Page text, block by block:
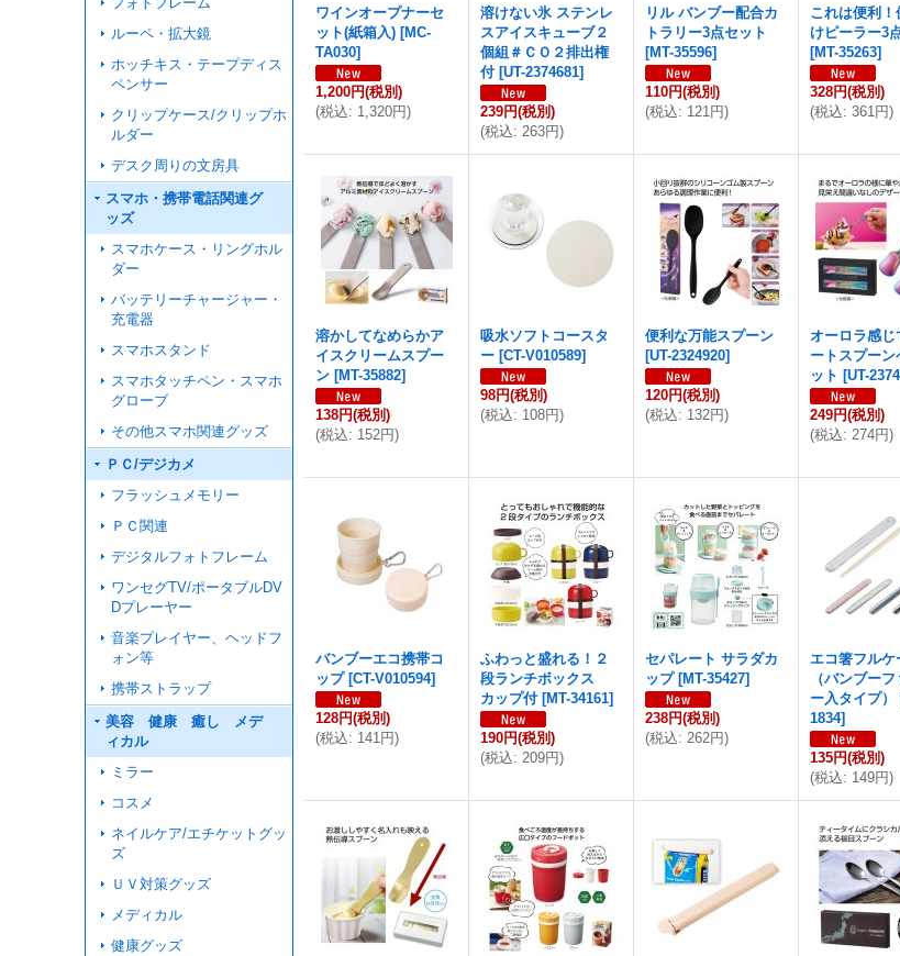
ルーペ・拡大鏡
ホッチキス・テープディス
ペンサー
クリップケース/クリップホ
ルダー
デスク周りの文房具
スマホ・携帯電話関連グ
ッズ
スマホケース・リングホル
ダー
バッテリーチャージャー・
充電器
スマホスタンド
スマホタッチペン・スマホ
グローブ
その他スマホ関連グッズ
ＰＣ/デジカメ
フラッシュメモリー
ＰＣ関連
デジタルフォトフレーム
ワンセグTV/ポータブルDV
Dプレーヤー
音楽プレイヤー、ヘッドフ
ォン等
携帯ストラップ
美容 健康 癒し メデ
ィカル
ミラー
コスメ
ネイルケア/エチケットグッ
ズ
ＵＶ対策グッズ
メディカル
健康グッズ
ワインオープナーセ
ット(紙箱入) [MC-
TA030]
1,200円(税別)
(税込: 1,320円)
溶けない氷 ステンレ
スアイスキューブ２
個組＃ＣＯ２排出権
付 [UT-2374681]
239円(税別)
(税込: 263円)
リル バンブー配合カ
トラリー3点セット
[MT-35596]
110円(税別)
(税込: 121円)
これは便利！
けピーラー3
[MT-35263]
328円(税別)
(税込: 361円)
溶かしてなめらかア
イスクリームスプー
ン [MT-35882]
138円(税別)
(税込: 152円)
吸水ソフトコースタ
ー [CT-V010589]
98円(税別)
(税込: 108円)
便利な万能スプーン
[UT-2324920]
120円(税別)
(税込: 132円)
オーロラ感じ
ートスプーン
ット [UT-
249円(税別)
(税込: 274円)
バンブーエコ携帯コ
ップ [CT-V010594]
128円(税別)
(税込: 141円)
ふわっと盛れる！２
段ランチボックス
カップ付 [MT-34161]
190円(税別)
(税込: 209円)
セパレート サラダカ
ップ [MT-35427]
238円(税別)
(税込: 262円)
エコ箸フルケ
（バンブー
ー入タイプ）
1834]
135円(税別)
(税込: 149円)